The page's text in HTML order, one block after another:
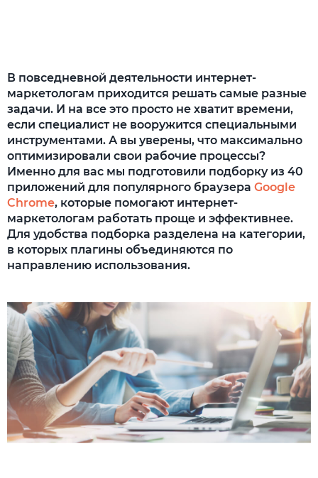
В повседневной деятельности интернет-
маркетологам приходится решать самые разные
задачи. И на все это просто не хватит времени,
если специалист не вооружится специальными
инструментами. А вы уверены, что максимально
оптимизировали свои рабочие процессы?
Именно для вас мы подготовили подборку из 40
приложений для популярного браузера Google
Chrome, которые помогают интернет-
маркетологам работать проще и эффективнее.
Для удобства подборка разделена на категории,
в которых плагины объединяются по
направлению использования.
Эффективная работа с электронной почтой:
поиск e-mail, отслеживание
корреспонденции и автозаполнение
Подведем итоги